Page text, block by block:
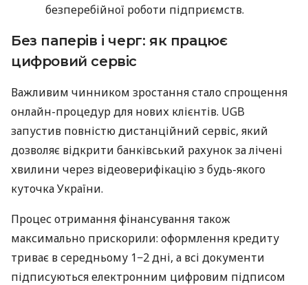
безперебійної роботи підприємств.
Без паперів і черг: як працює
цифровий сервіс
Важливим чинником зростання стало спрощення
онлайн-процедур для нових клієнтів. UGB
запустив повністю дистанційний сервіс, який
дозволяє відкрити банківський рахунок за лічені
хвилини через відеоверифікацію з будь-якого
куточка України.
Процес отримання фінансування також
максимально прискорили: оформлення кредиту
триває в середньому 1−2 дні, а всі документи
підписуються електронним цифровим підписом